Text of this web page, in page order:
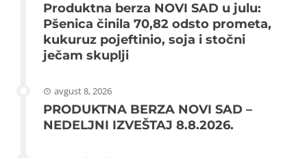
Produktna berza NOVI SAD u julu:
Pšenica činila 70,82 odsto prometa,
kukuruz pojeftinio, soja i stočni
ječam skuplji
avgust 8, 2026
PRODUKTNA BERZA NOVI SAD –
NEDELJNI IZVEŠTAJ 8.8.2026.